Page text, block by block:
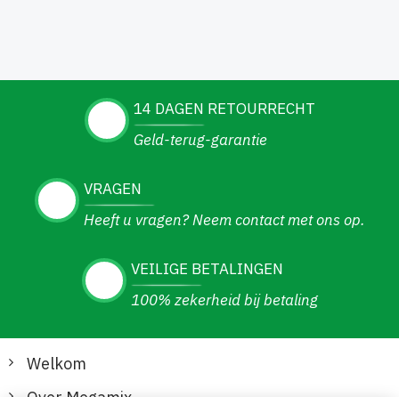
14 DAGEN RETOURRECHT
Geld-terug-garantie
VRAGEN
Heeft u vragen? Neem contact met ons op.
VEILIGE BETALINGEN
100% zekerheid bij betaling
Welkom